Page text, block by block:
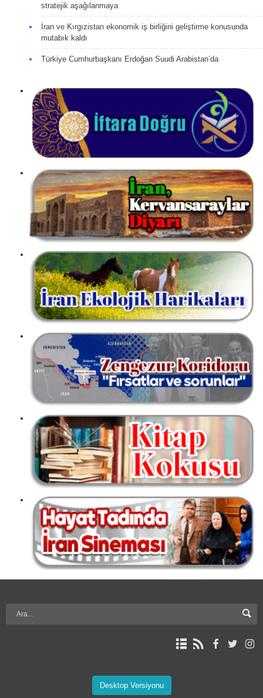
stratejik aşağılanmaya
İran ve Kırgızistan ekonomik iş birliğini geliştirme konusunda
mutabık kaldı
Türkiye Cumhurbaşkanı Erdoğan Suudi Arabistan’da
Desktop Versiyonu